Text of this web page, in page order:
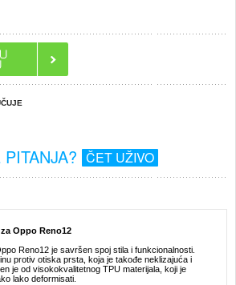
PITANJA? ČET UŽIVO
Oppo Reno12
Reno12 je savršen spoj stila i funkcionalnosti.
protiv otiska prsta, koja je takođe neklizajuća i
je od visokokvalitetnog TPU materijala, koji je
lako deformisati.